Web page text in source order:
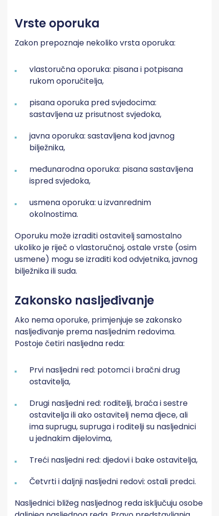
Vrste oporuka
Zakon prepoznaje nekoliko vrsta oporuka:
vlastoručna oporuka: pisana i potpisana
rukom oporučitelja,
pisana oporuka pred svjedocima:
sastavljena uz prisutnost svjedoka,
javna oporuka: sastavljena kod javnog
bilježnika,
međunarodna oporuka: pisana sastavljena
ispred svjedoka,
usmena oporuka: u izvanrednim
okolnostima.
Oporuku može izraditi ostavitelj samostalno
ukoliko je riječ o vlastoručnoj, ostale vrste (osim
usmene) mogu se izraditi kod odvjetnika, javnog
bilježnika ili suda.
Zakonsko nasljeđivanje
Ako nema oporuke, primjenjuje se zakonsko
nasljeđivanje prema nasljednim redovima.
Postoje četiri nasljedna reda:
Prvi nasljedni red: potomci i bračni drug
ostavitelja,
Drugi nasljedni red: roditelji, braća i sestre
ostavitelja ili ako ostavitelj nema djece, ali
ima suprugu, supruga i roditelji su nasljednici
u jednakim dijelovima,
Treći nasljedni red: djedovi i bake ostavitelja,
Četvrti i daljnji nasljedni redovi: ostali predci.
Nasljednici bližeg nasljednog reda isključuju osobe